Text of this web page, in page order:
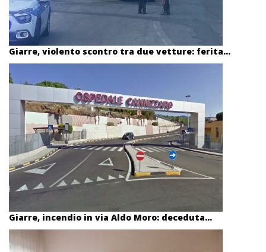
Giarre, violento scontro tra due vetture: ferita...
Giarre, incendio in via Aldo Moro: deceduta...